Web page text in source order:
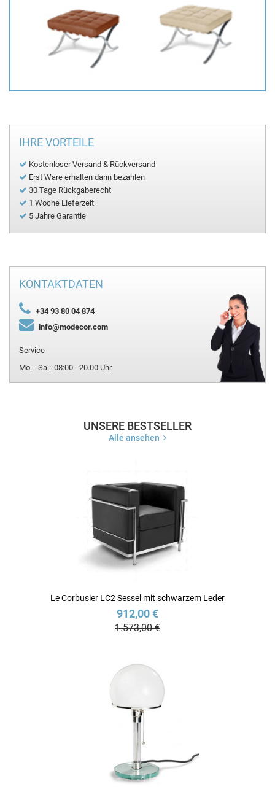
IHRE VORTEILE
Kostenloser Versand & Rückversand
Erst Ware erhalten dann bezahlen
30 Tage Rückgaberecht
1 Woche Lieferzeit
5 Jahre Garantie
KONTAKTDATEN
+34 93 80 04 874
info@modecor.com
Service
Mo. - Sa.: 08:00 - 20.00 Uhr
UNSERE BESTSELLER
Alle ansehen
Le Corbusier LC2 Sessel mit schwarzem Leder
912,00 €
1.573,00 €